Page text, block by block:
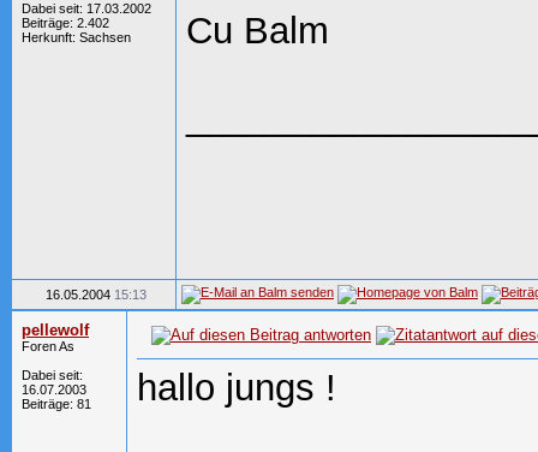
Dabei seit: 17.03.2002
Beiträge: 2.402
Herkunft: Sachsen
Cu Balm
16.05.2004 15:13
pellewolf
Foren As
Dabei seit:
16.07.2003
Beiträge: 81
hallo jungs !